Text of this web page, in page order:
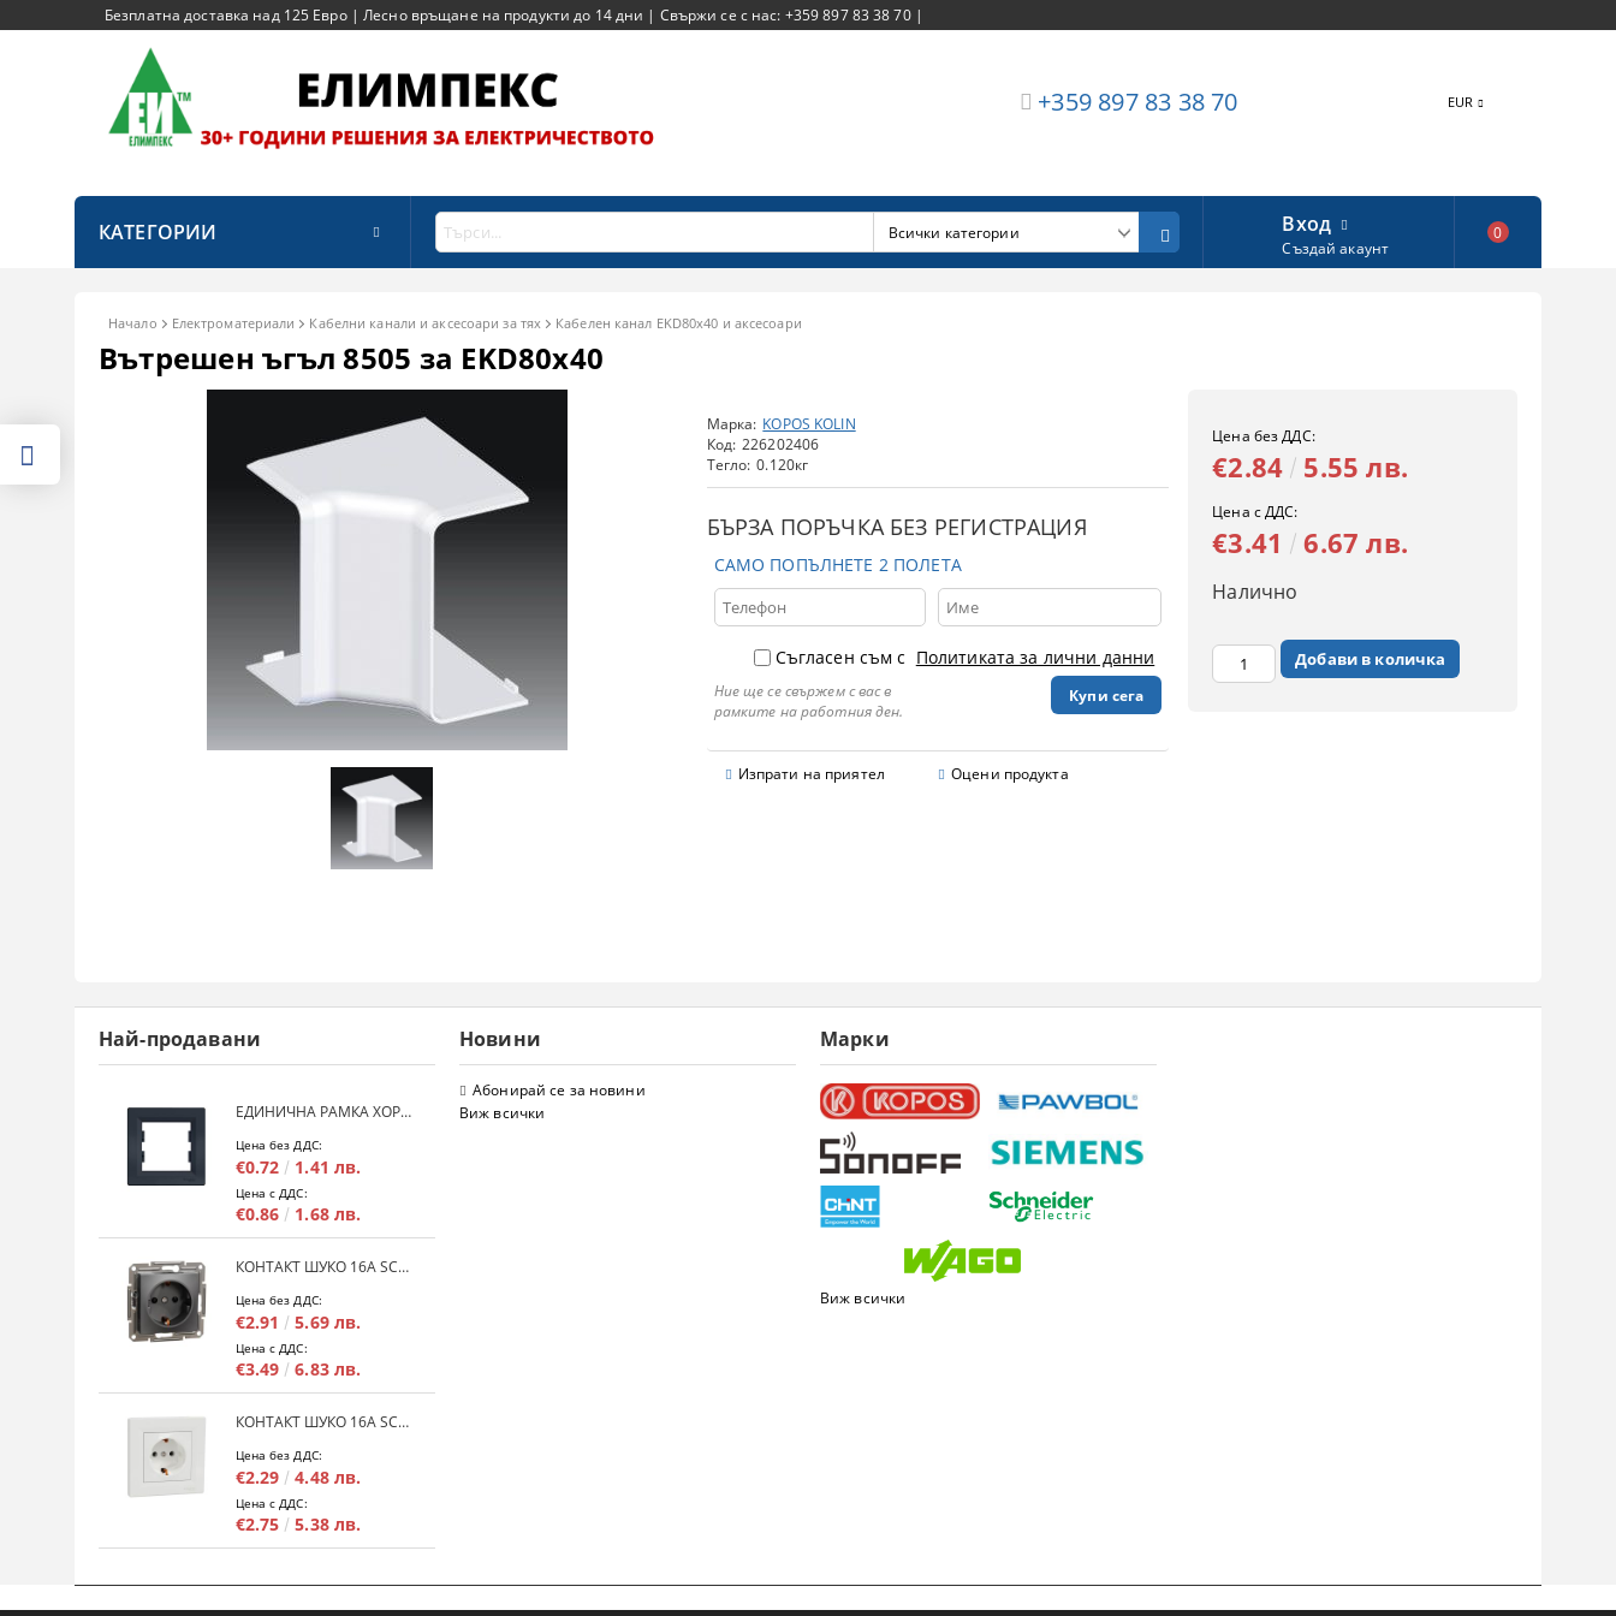
Безплатна доставка над 125 Евро | Лесно връщане на продукти до 14 дни | Свържи се с нас: +359 897 83 38 70 |
+359 897 83 38 70 EUR
КАТЕГОРИИ Вход
Създай акаунт
0
Начало Електроматериали Кабелни канали и аксесоари за тях Кабелен канал EKD80x40 и аксесоари
Вътрешен ъгъл 8505 за EKD80x40
Марка: KOPOS KOLIN
Код: 226202406
Тегло: 0.120кг
БЪРЗА ПОРЪЧКА БЕЗ РЕГИСТРАЦИЯ
САМО ПОПЪЛНЕТЕ 2 ПОЛЕТА
Съгласен съм с Политиката за лични данни
Ние ще се свържем с вас в
рамките на работния ден.
Изпрати на приятел Оцени продукта
Цена без ДДС:
€2.84 5.55 лв.
Цена с ДДС:
€3.41 6.67 лв.
Налично
Най-продавани
ЕДИНИЧНА РАМКА ХОРИЗОНТАЛНА SCHNEIDER ASFORA EPH5800171 - АНТРАЦИТ
Цена без ДДС:
€0.72 1.41 лв.
Цена с ДДС:
€0.86 1.68 лв.
КОНТАКТ ШУКО 16A SCHNEIDER ASFORA EPH2900171 - АНРАЦИТ
Цена без ДДС:
€2.91 5.69 лв.
Цена с ДДС:
€3.49 6.83 лв.
КОНТАКТ ШУКО 16A SCHNEIDER ASFORA EPH2900121 - БЯЛ
Цена без ДДС:
€2.29 4.48 лв.
Цена с ДДС:
€2.75 5.38 лв.
Новини
Абонирай се за новини
Виж всички
Марки
Виж всички